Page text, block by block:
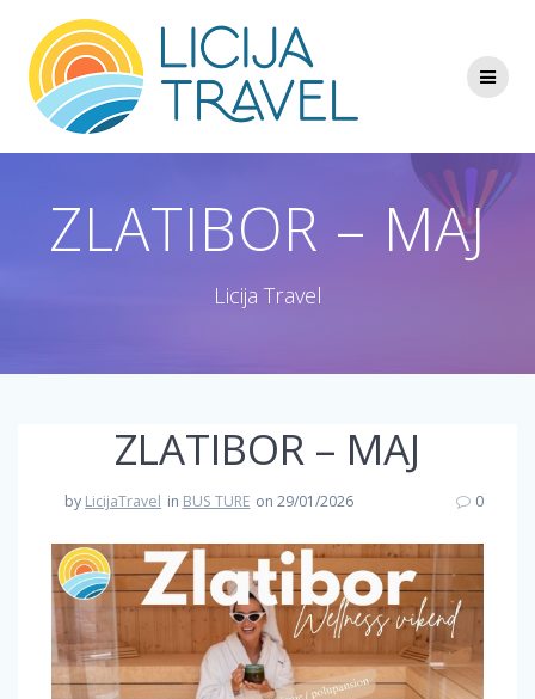
to
content
ZLATIBOR – MAJ
Licija Travel
ZLATIBOR – MAJ
by LicijaTravel in BUS TURE on 29/01/2026 0